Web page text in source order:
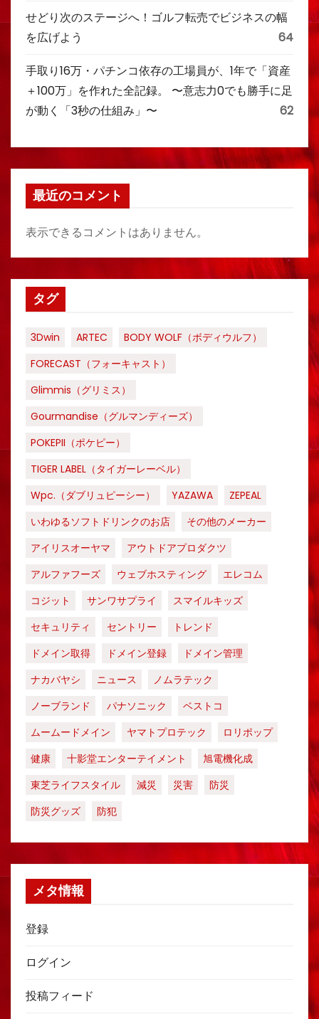
せどり次のステージへ！ゴルフ転売でビジネスの幅
を広げよう
64
手取り16万・パチンコ依存の工場員が、1年で「資産
＋100万」を作れた全記録。 〜意志力0でも勝手に足
が動く「3秒の仕組み」〜
62
最近のコメント
表示できるコメントはありません。
タグ
3Dwin ARTEC
BODY WOLF（ボディウルフ）
FORECAST（フォーキャスト）
Glimmis（グリミス）
Gourmandise（グルマンディーズ）
POKEPII（ポケピー）
TIGER LABEL（タイガーレーベル）
Wpc.（ダブリュピーシー）
YAZAWA
ZEPEAL
いわゆるソフトドリンクのお店
その他のメーカー
アイリスオーヤマ
アウトドアプロダクツ
アルファフーズ
ウェブホスティング
エレコム
コジット
サンワサプライ
スマイルキッズ
セキュリティ
セントリー
トレンド
ドメイン取得
ドメイン登録
ドメイン管理
ナカバヤシ
ニュース
ノムラテック
ノーブランド
パナソニック
ベストコ
ムームードメイン
ヤマトプロテック
ロリポップ
健康
十影堂エンターテイメント
旭電機化成
東芝ライフスタイル
減災 災害
防災
防災グッズ
防犯
メタ情報
登録
ログイン
投稿フィード